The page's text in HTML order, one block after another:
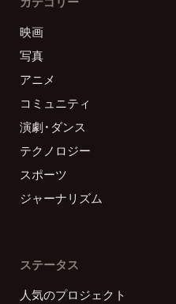
映画
写真
アニメ
コミュニティ
演劇・ダンス
テクノロジー
スポーツ
ジャーナリズム
ステータス
人気のプロジェクト